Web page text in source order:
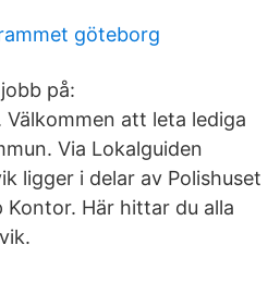
göteborg
på:
att leta lediga
Via Lokalguiden
ligger i delar av Polishuset
Kontor. Här hittar du alla